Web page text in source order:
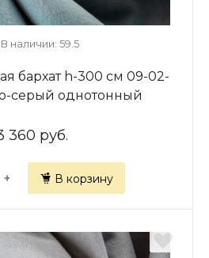
В наличии: 59.5
бархат h-300 см 09-02-
серый однотонный
360 руб.
+ В корзину